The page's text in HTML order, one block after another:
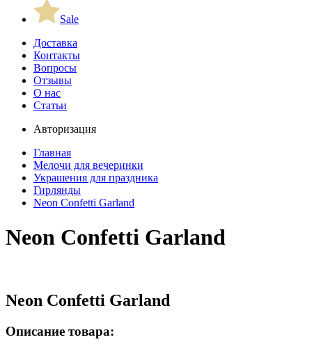
Sale
Доставка
Контакты
Вопросы
Отзывы
О нас
Статьи
Авторизация
Главная
Мелочи для вечеринки
Украшения для праздника
Гирлянды
Neon Confetti Garland
Neon Confetti Garland
Neon Confetti Garland
Описание товара: